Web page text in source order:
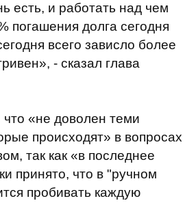
есть, и работать над чем
погашения долга сегодня
всего зависло более
- сказал глава
что «не доволен теми
происходят» в вопросах
так как «в последнее
принято, что в "ручном
пробивать каждую